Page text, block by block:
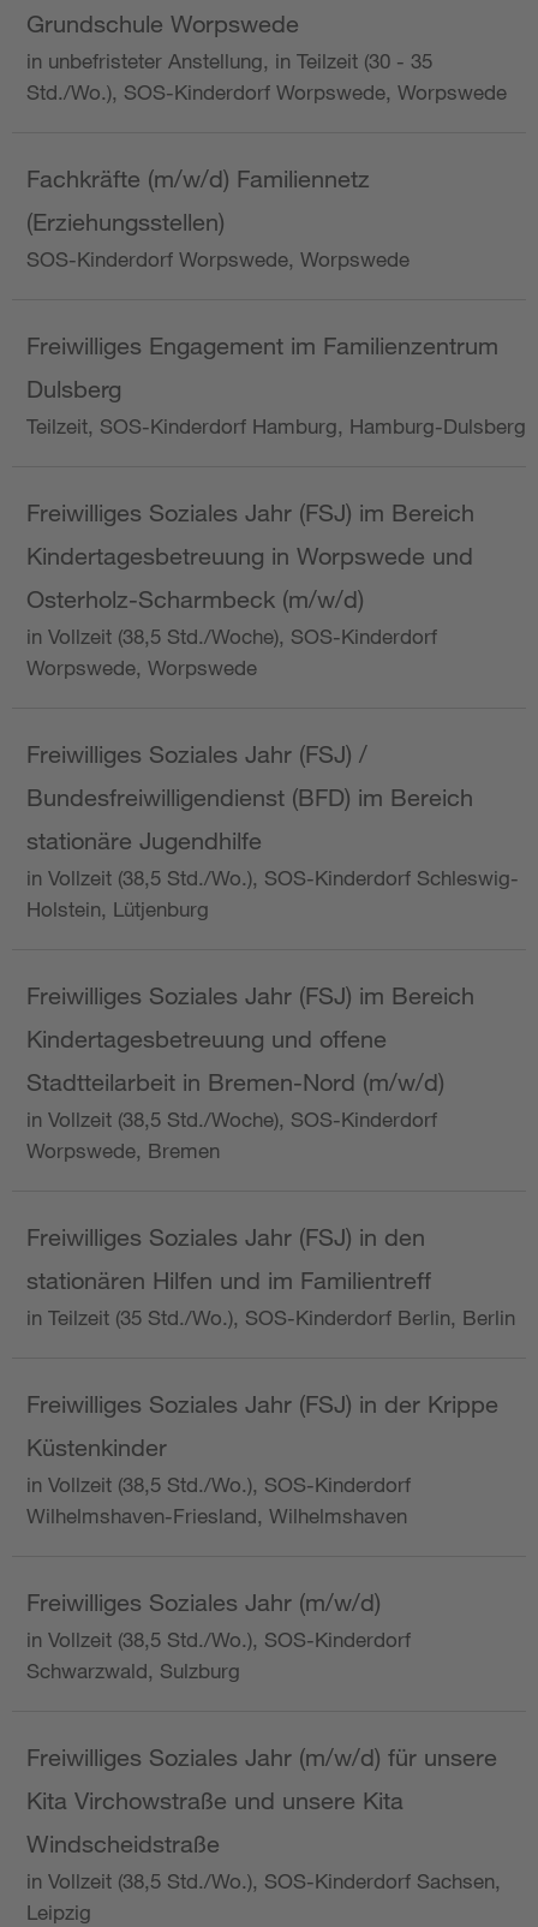
Grundschule Worpswede
in unbefristeter Anstellung, in Teilzeit (30 - 35
Std./Wo.), SOS-Kinderdorf Worpswede, Worpswede
Fachkräfte (m/w/d) Familiennetz
(Erziehungsstellen)
SOS-Kinderdorf Worpswede, Worpswede
Freiwilliges Engagement im Familienzentrum
Dulsberg
Teilzeit, SOS-Kinderdorf Hamburg, Hamburg-Dulsberg
Freiwilliges Soziales Jahr (FSJ) im Bereich
Kindertagesbetreuung in Worpswede und
Osterholz-Scharmbeck (m/w/d)
in Vollzeit (38,5 Std./Woche), SOS-Kinderdorf
Worpswede, Worpswede
Freiwilliges Soziales Jahr (FSJ) /
Bundesfreiwilligendienst (BFD) im Bereich
stationäre Jugendhilfe
in Vollzeit (38,5 Std./Wo.), SOS-Kinderdorf Schleswig-
Holstein, Lütjenburg
Freiwilliges Soziales Jahr (FSJ) im Bereich
Kindertagesbetreuung und offene
Stadtteilarbeit in Bremen-Nord (m/w/d)
in Vollzeit (38,5 Std./Woche), SOS-Kinderdorf
Worpswede, Bremen
Freiwilliges Soziales Jahr (FSJ) in den
stationären Hilfen und im Familientreff
in Teilzeit (35 Std./Wo.), SOS-Kinderdorf Berlin, Berlin
Freiwilliges Soziales Jahr (FSJ) in der Krippe
Küstenkinder
in Vollzeit (38,5 Std./Wo.), SOS-Kinderdorf
Wilhelmshaven-Friesland, Wilhelmshaven
Freiwilliges Soziales Jahr (m/w/d)
in Vollzeit (38,5 Std./Wo.), SOS-Kinderdorf
Schwarzwald, Sulzburg
Freiwilliges Soziales Jahr (m/w/d) für unsere
Kita Virchowstraße und unsere Kita
Windscheidstraße
in Vollzeit (38,5 Std./Wo.), SOS-Kinderdorf Sachsen,
Leipzig